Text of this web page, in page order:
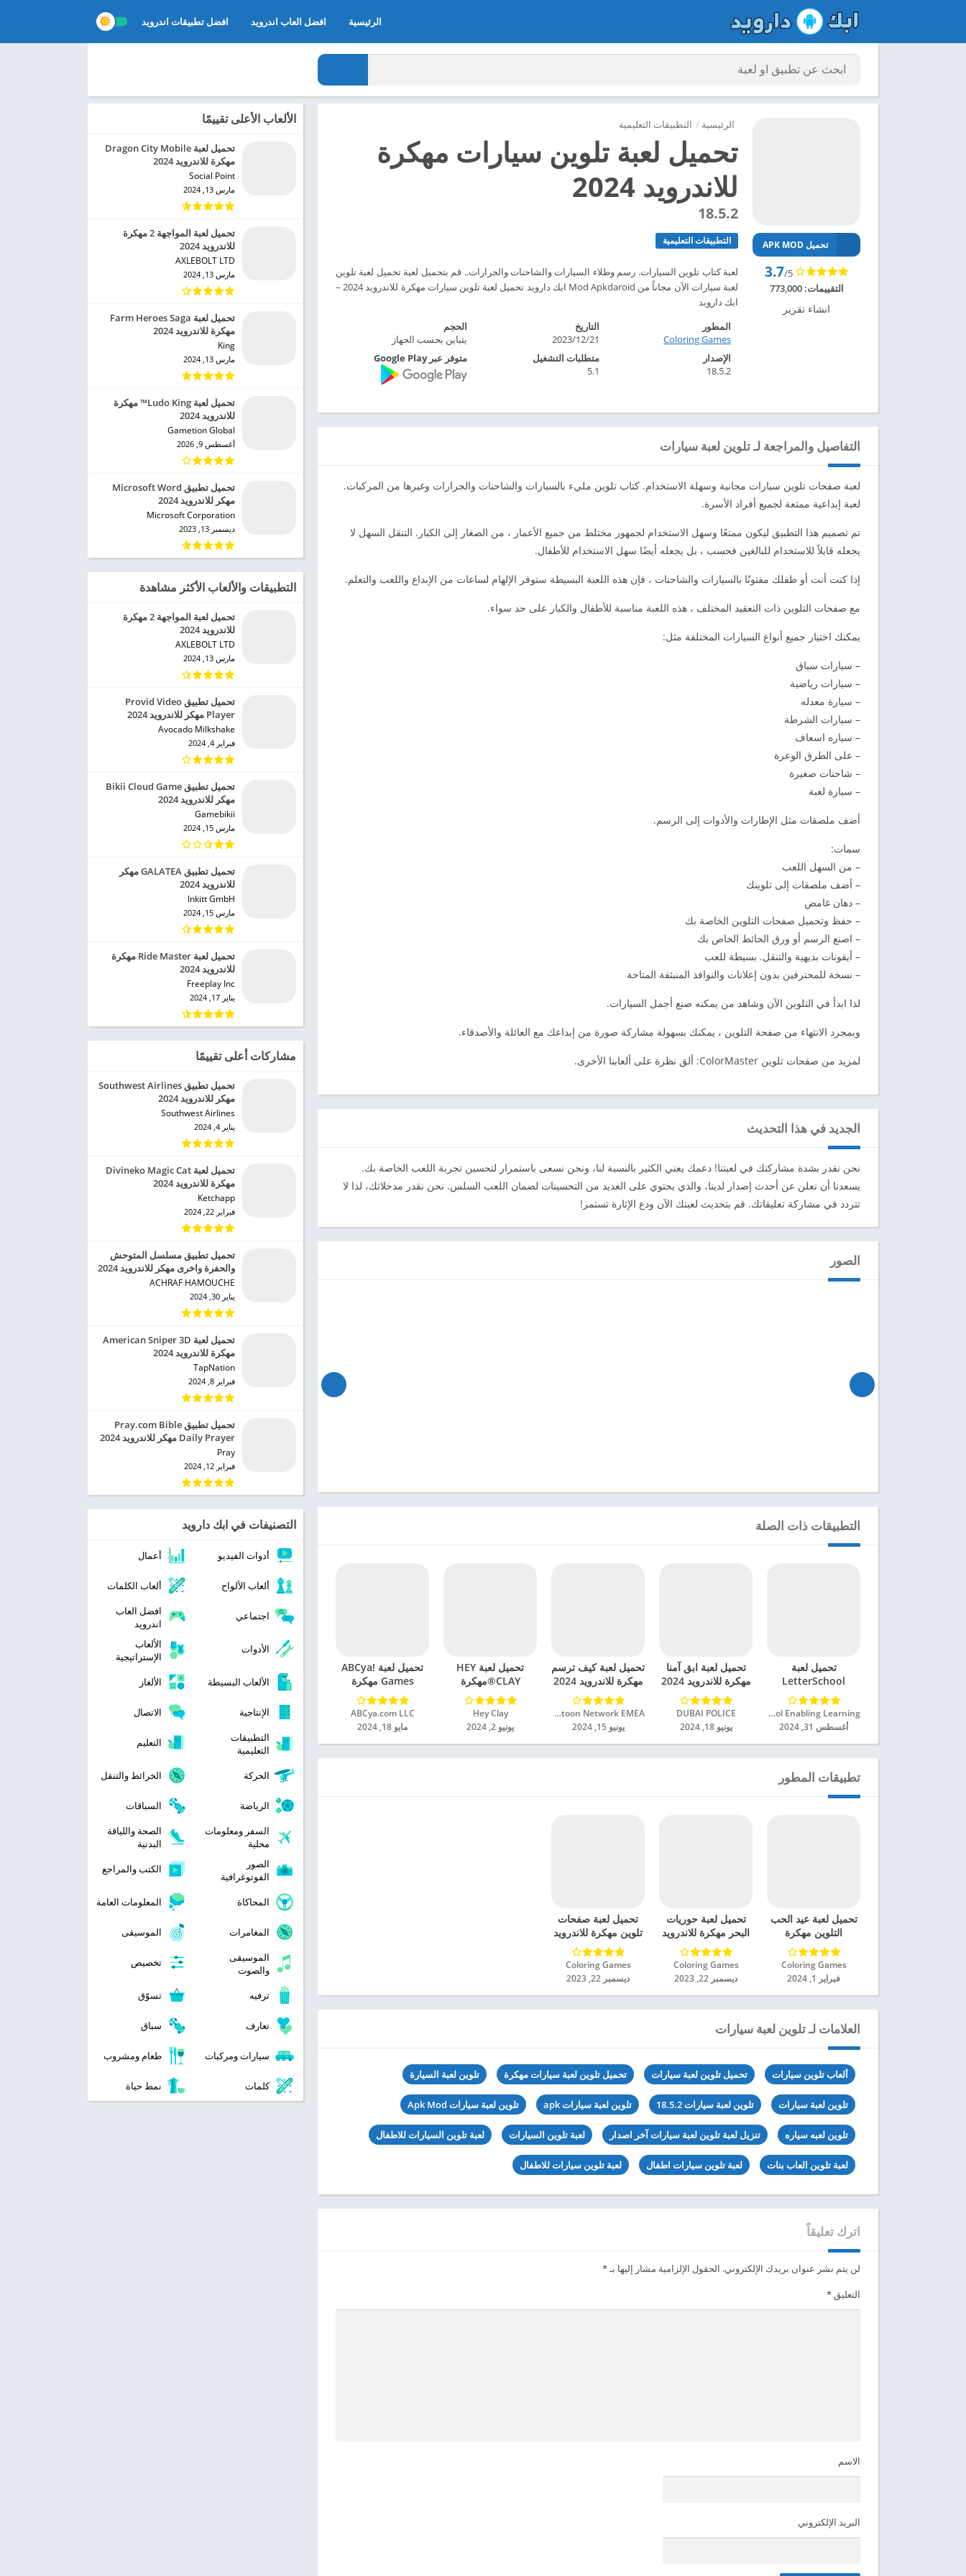
الرئيسية افضل العاب اندرويد افضل تطبيقات اندرويد
الرئيسية / التطبيقات التعليمية
تحميل لعبة تلوين سيارات مهكرة
للاندرويد 2024
18.5.2
التطبيقات التعليمية
لعبة كتاب تلوين السيارات. رسم وطلاء السيارات والشاحنات والجرارات.. قم بتحميل لعبة تحميل لعبة تلوين
لعبة سيارات الآن مجاناً من Mod Apkdaroid ابك دارويد تحميل لعبة تلوين سيارات مهكرة للاندرويد 2024 –
ابك دارويد
تحميل APK MOD
3.7/5
التقييمات:773,000
انشاء تقرير
المطور
Coloring Games‏
التاريخ
2023/12/21
الحجم
يتباين بحسب الجهاز
الإصدار
18.5.2
متطلبات التشغيل
5.1
متوفر عبر Google Play
التفاصيل والمراجعة لـ تلوين لعبة سيارات
لعبة صفحات تلوين سيارات مجانية وسهلة الاستخدام. كتاب تلوين مليء بالسيارات والشاحنات والجرارات وغيرها من المركبات.
لعبة إبداعية ممتعة لجميع أفراد الأسرة.
تم تصميم هذا التطبيق ليكون ممتعًا وسهل الاستخدام لجمهور مختلط من جميع الأعمار ، من الصغار إلى الكبار. التنقل السهل لا
يجعله قابلاً للاستخدام للبالغين فحسب ، بل يجعله أيضًا سهل الاستخدام للأطفال.
إذا كنت أنت أو طفلك مفتونًا بالسيارات والشاحنات ، فإن هذه اللعبة البسيطة ستوفر الإلهام لساعات من الإبداع واللعب والتعلم.
مع صفحات التلوين ذات التعقيد المختلف ، هذه اللعبة مناسبة للأطفال والكبار على حد سواء.
يمكنك اختيار جميع أنواع السيارات المختلفة مثل:
– سيارات سباق
– سيارات رياضية
– سيارة معدله
– سيارات الشرطة
– سياره اسعاف
– على الطرق الوعرة
– شاحنات صغيرة
– سيارة لعبة
أضف ملصقات مثل الإطارات والأدوات إلى الرسم.
سمات:
– من السهل اللعب
– أضف ملصقات إلى تلوينك
– دهان غامض
– حفظ وتحميل صفحات التلوين الخاصة بك
– اصنع الرسم أو ورق الحائط الخاص بك
– أيقونات بديهية والتنقل. بسيطة للعب
– نسخة للمحترفين بدون إعلانات والنوافذ المنبثقة المتاحة
لذا ابدأ في التلوين الآن وشاهد من يمكنه صنع أجمل السيارات.
وبمجرد الانتهاء من صفحة التلوين ، يمكنك بسهولة مشاركة صورة من إبداعك مع العائلة والأصدقاء.
لمزيد من صفحات تلوين ColorMaster: ألق نظرة على ألعابنا الأخرى.
الجديد في هذا التحديث
نحن نقدر بشدة مشاركتك في لعبتنا! دعمك يعني الكثير بالنسبة لنا، ونحن نسعى باستمرار لتحسين تجربة اللعب الخاصة بك.
يسعدنا أن نعلن عن أحدث إصدار لدينا، والذي يحتوي على العديد من التحسينات لضمان اللعب السلس. نحن نقدر مدخلاتك، لذا لا
تتردد في مشاركة تعليقاتك. قم بتحديث لعبتك الآن ودع الإثارة تستمر!
الصور
التطبيقات ذات الصلة
تحميل لعبة
LetterSchool
Learn to Write
مهكرة للاندرويد 2024
Letterschool Enabling Learning‏
أغسطس 31, 2024
تحميل لعبة ابق آمنا
مهكرة للاندرويد 2024
DUBAI POLICE‏
يونيو 18, 2024
تحميل لعبة كيف ترسم
مهكرة للاندرويد 2024
Cartoon Network EMEA‏
يونيو 15, 2024
تحميل لعبة HEY
CLAY®مهكرة
للاندرويد 2024
Hey Clay‏
يونيو 2, 2024
تحميل لعبة ABCya!
Games مهكرة
للاندرويد 2024
ABCya.com LLC‏
مايو 18, 2024
تطبيقات المطور
تحميل لعبة عيد الحب
التلوين مهكرة
للاندرويد 2024
Coloring Games‏
فبراير 1, 2024
تحميل لعبة حوريات
البحر مهكرة للاندرويد
2024
Coloring Games‏
ديسمبر 22, 2023
تحميل لعبة صفحات
تلوين مهكرة للاندرويد
2024
Coloring Games‏
ديسمبر 22, 2023
العلامات لـ تلوين لعبة سيارات
ألعاب تلوين سيارات تحميل تلوين لعبة سيارات تحميل تلوين لعبة سيارات مهكرة تلوين لعبة السيارة
تلوين لعبة سيارات تلوين لعبة سيارات 18.5.2 تلوين لعبة سيارات apk تلوين لعبة سيارات Apk Mod
تلوين لعبه سياره تنزيل لعبة تلوين لعبة سيارات آخر اصدار لعبة تلوين السيارات لعبة تلوين السيارات للاطفال
لعبة تلوين العاب بنات لعبة تلوين سيارات اطفال لعبة تلوين سيارات للاطفال
اترك تعليقاً
لن يتم نشر عنوان بريدك الإلكتروني. الحقول الإلزامية مشار إليها بـ*
التعليق*
الاسم
البريد الإلكتروني
الألعاب الأعلى تقييمًا
تحميل لعبة Dragon City Mobile
مهكرة للاندرويد 2024
Social Point‏
مارس 13, 2024
تحميل لعبة المواجهة 2 مهكرة
للاندرويد 2024
AXLEBOLT LTD‏
مارس 13, 2024
تحميل لعبة Farm Heroes Saga
مهكرة للاندرويد 2024
King‏
مارس 13, 2024
تحميل لعبة Ludo King™ مهكرة
للاندرويد 2024
Gametion Global‏
أغسطس 9, 2026
تحميل تطبيق Microsoft Word
مهكر للاندرويد 2024
Microsoft Corporation‏
ديسمبر 13, 2023
التطبيقات والألعاب الأكثر مشاهدة
تحميل لعبة المواجهة 2 مهكرة
للاندرويد 2024
AXLEBOLT LTD‏
مارس 13, 2024
تحميل تطبيق Provid Video
Player مهكر للاندرويد 2024
Avocado Milkshake‏
فبراير 4, 2024
تحميل تطبيق Bikii Cloud Game
مهكر للاندرويد 2024
Gamebikii‏
مارس 15, 2024
تحميل تطبيق GALATEA مهكر
للاندرويد 2024
Inkitt GmbH‏
مارس 15, 2024
تحميل لعبة Ride Master مهكرة
للاندرويد 2024
Freeplay Inc‏
يناير 17, 2024
مشاركات أعلى تقييمًا
تحميل تطبيق Southwest Airlines
مهكر للاندرويد 2024
Southwest Airlines‏
يناير 4, 2024
تحميل لعبة Divineko Magic Cat
مهكرة للاندرويد 2024
Ketchapp‏
فبراير 22, 2024
تحميل تطبيق مسلسل المتوحش
والحفرة واخرى مهكر للاندرويد 2024
ACHRAF HAMOUCHE‏
يناير 30, 2024
تحميل لعبة American Sniper 3D
مهكرة للاندرويد 2024
TapNation‏
فبراير 8, 2024
تحميل تطبيق Pray.com Bible
Daily Prayer مهكر للاندرويد 2024
Pray‏
فبراير 12, 2024
التصنيفات في ابك دارويد
أدوات الفيديو أعمال
ألعاب الألواح ألعاب الكلمات
اجتماعي
افضل العاب
اندرويد
الأدوات
الألعاب
الإستراتيجية
الألعاب البسيطة
الألغاز
الإنتاجية
الاتصال
التطبيقات
التعليمية
التعليم
الحركة الخرائط والتنقل
الرياضة
السباقات
السفر ومعلومات
محلية
الصحة واللياقة
البدنية
الصور
الفوتوغرافية
الكتب والمراجع
المحاكاة المعلومات العامة
المغامرات
الموسيقى
الموسيقى
والصوت
تخصيص
ترفيه تسوّق
تعارف سباق
سيارات ومركبات طعام ومشروب
كلمات نمط حياة